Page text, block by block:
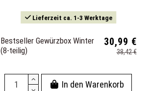
Lieferzeit ca. 1-3 Werktage
Bestseller Gewürzbox Winter
(8-teilig)
30,99 €
38,42 €
In den Warenkorb